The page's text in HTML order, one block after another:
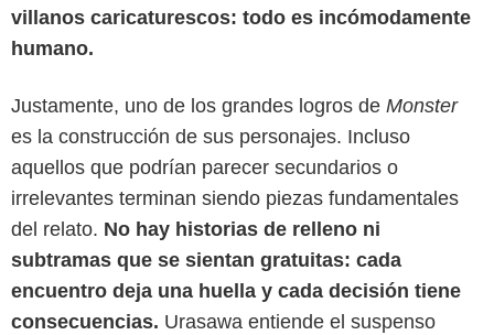
villanos caricaturescos: todo es incómodamente
humano.
Justamente, uno de los grandes logros de Monster
es la construcción de sus personajes. Incluso
aquellos que podrían parecer secundarios o
irrelevantes terminan siendo piezas fundamentales
del relato. No hay historias de relleno ni
subtramas que se sientan gratuitas: cada
encuentro deja una huella y cada decisión tiene
consecuencias. Urasawa entiende el suspenso
Netflix